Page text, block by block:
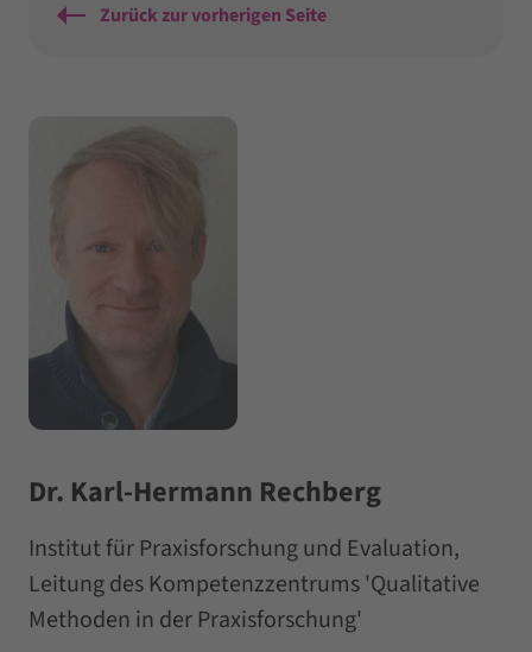
Zurück zur vorherigen Seite
Dr. Karl-Hermann Rechberg
Institut für Praxisforschung und Evaluation,
Leitung des Kompetenzzentrums 'Qualitative
Methoden in der Praxisforschung'